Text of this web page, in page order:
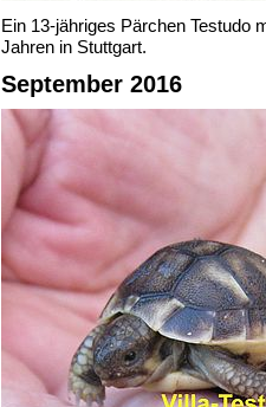
Ein 13-jähriges Pärchen Testudo
Jahren in Stuttgart.
September 2016